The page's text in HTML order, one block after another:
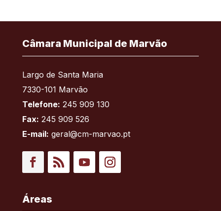
Câmara Municipal de Marvão
Largo de Santa Maria
7330-101 Marvão
Telefone: 245 909 130
Fax: 245 909 526
E-mail: geral@cm-marvao.pt
Áreas